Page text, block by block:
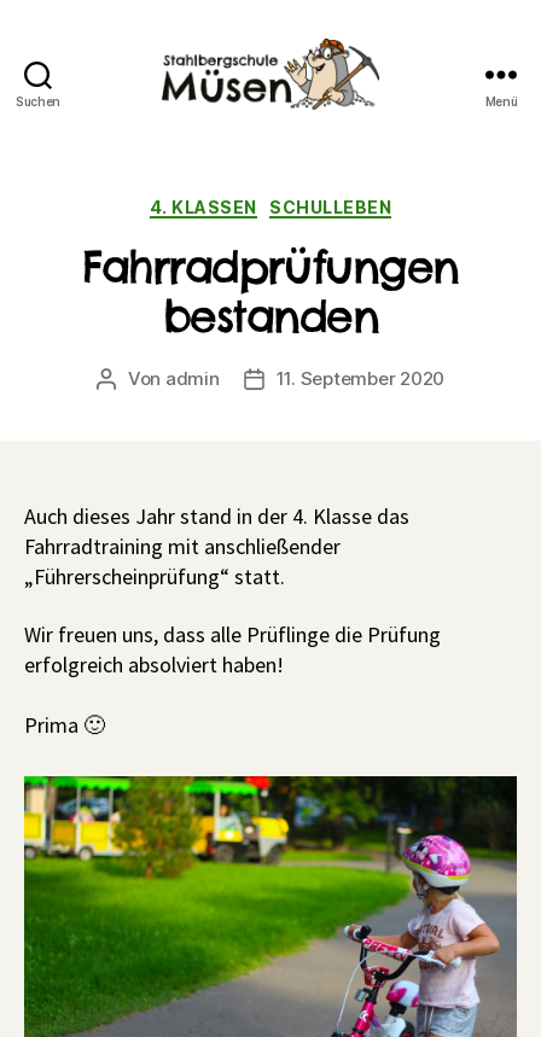
Suchen Menü
Kategorien
4. KLASSEN SCHULLEBEN
Fahrradprüfungen
bestanden
Beitragsautor
Von admin Veröffentlichungsdatum
11. September 2020
Auch dieses Jahr stand in der 4. Klasse das
Fahrradtraining mit anschließender
„Führerscheinprüfung“ statt.
Wir freuen uns, dass alle Prüflinge die Prüfung
erfolgreich absolviert haben!
Prima 🙂